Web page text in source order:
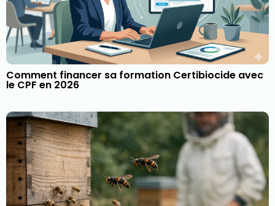
Comment financer sa formation Certibiocide avec
le CPF en 2026